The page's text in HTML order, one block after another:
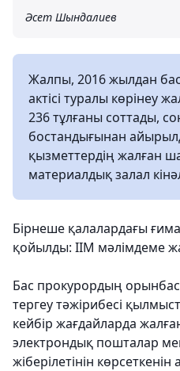
Әсет Шындалиев
Жалпы, 2016 жылдан
актісі туралы көрінеу
236 тұлғаны соттады,
бостандығынан
қызметтердің жалған
материалдық залал
Бірнеше қалалардағы
қойылды: ІІМ мәлімдеме
Бас прокурордың
тергеу тәжірибесі
кейбір жағдайларда
электрондық пошталар
жіберілетінін көрсеткенін